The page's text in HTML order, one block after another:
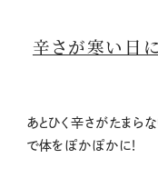
辛さが寒い日
あとひく辛さがたまら
で体をぽかぽかに！